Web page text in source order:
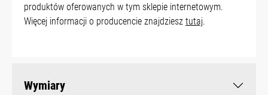
produktów oferowanych w tym sklepie internetowym.
Więcej informacji o producencie znajdziesz tutaj.
Wymiary